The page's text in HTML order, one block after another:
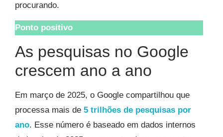
procurando.
Ponto positivo
As pesquisas no Google
crescem ano a ano
Em março de 2025, o Google compartilhou que
processa mais de 5 trilhões de pesquisas por
ano. Esse número é baseado em dados internos